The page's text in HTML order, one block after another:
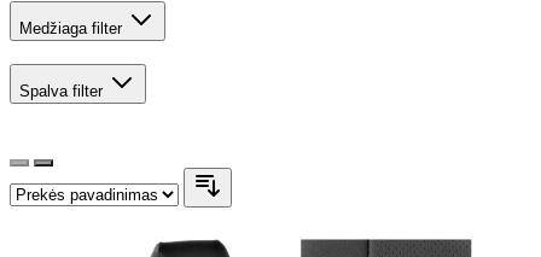
Medžiaga filter
Spalva filter